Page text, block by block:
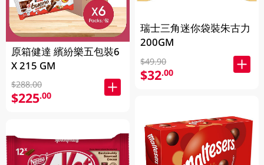
原箱健達 繽紛樂五包裝6
X 215 GM
$288.00
$225.00
瑞士三角迷你袋裝朱古力
200GM
$49.90
$32.00